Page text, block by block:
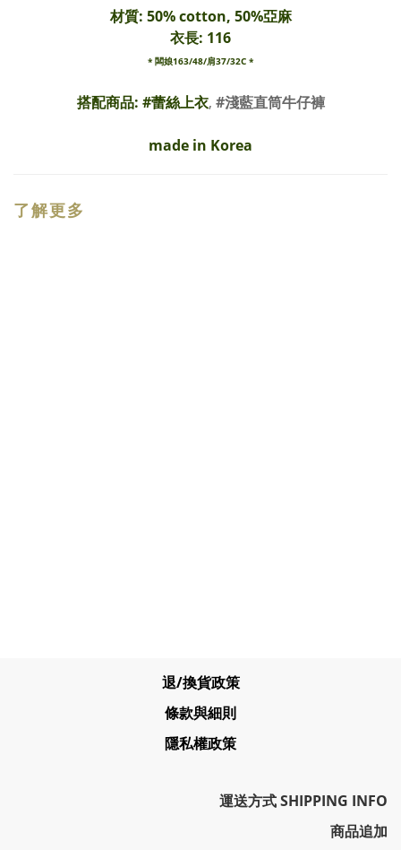
材質: 50% cotton, 50%亞麻
衣長: 116
* 闆娘163/48/肩37/32C *
搭配商品: #蕾絲上衣, #淺藍直筒牛仔褲
made in Korea
了解更多
退/換貨政策
條款與細則
隱私權政策
運送方式 SHIPPING INFO
商品追加